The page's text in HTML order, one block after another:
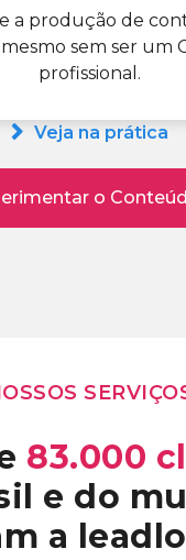
a produção de
sem ser um
profissional.
Veja na prática
o
83.000
e do
a